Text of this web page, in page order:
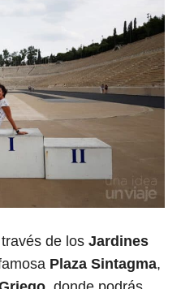
de los Jardines
Plaza Sintagma,